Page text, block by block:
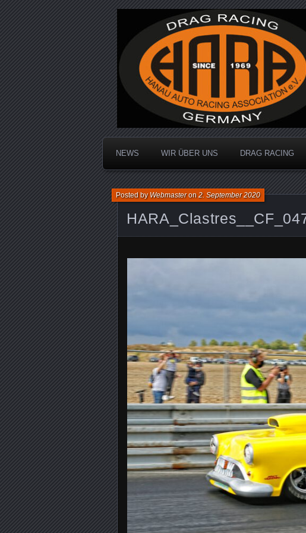
Hanau Auto
Dragracing auf der 1/4 Meile
NEWS WIR ÜBER UNS DRAG RACING
Posted byWebmasteron2. September 2020